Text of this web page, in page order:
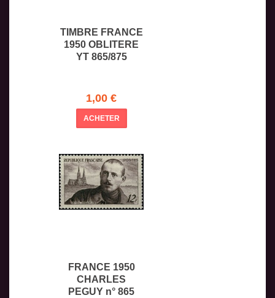
TIMBRE FRANCE
1950 OBLITERE
YT 865/875
1,00 €
ACHETER
FRANCE 1950
CHARLES
PEGUY n° 865